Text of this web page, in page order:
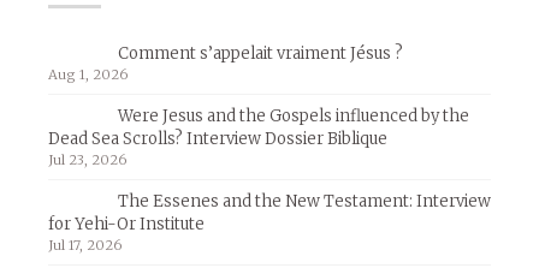
Comment s’appelait vraiment Jésus ?
Aug 1, 2026
Were Jesus and the Gospels influenced by the
Dead Sea Scrolls? Interview Dossier Biblique
Jul 23, 2026
The Essenes and the New Testament: Interview
for Yehi-Or Institute
Jul 17, 2026